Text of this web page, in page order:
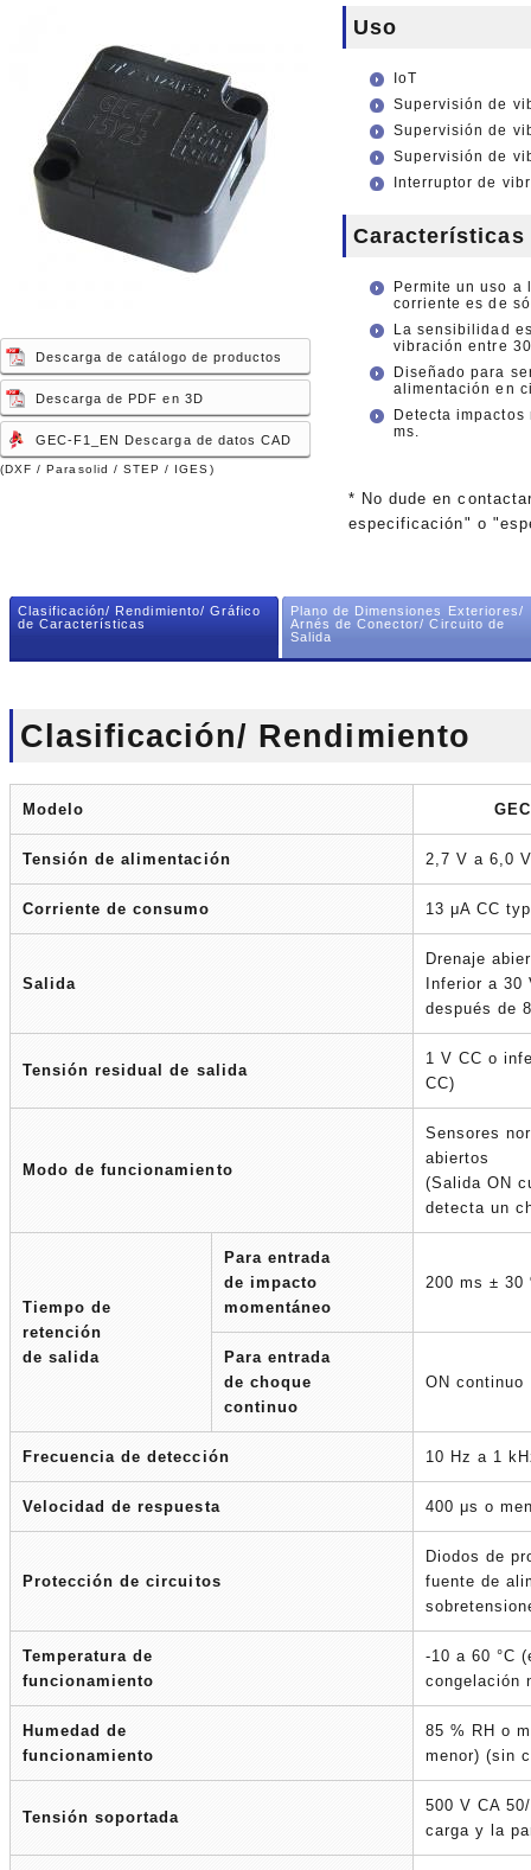
Descarga de catálogo de productos
Descarga de PDF en 3D
GEC-F1_EN Descarga de datos CAD
(DXF / Parasolid / STEP / IGES)
Uso
IoT
Supervisión de
Supervisión de
Supervisión de
Interruptor de
Características
Permite un uso a
corriente es de
La sensibilidad
vibración entre
Diseñado para
alimentación en
Detecta
ms.
* No dude en
especificación" o
Clasificación/ Rendimiento/ Gráfico
de Características
Plano de Dimensiones Exteriores/
Arnés de Conector/ Circuito de
Salida
Clasificación/ Rendimiento
Modelo
Tensión de alimentación 2,7 V a 6,0
Corriente de consumo 13 μA CC
Salida
Drenaje
Inferior a
después de
Tensión residual de salida
1 V CC o
CC)
Modo de funcionamiento
Sensores
abiertos
(Salida ON
detecta un
Tiempo de
retención
de salida
Para entrada
de impacto
momentáneo
200 ms ± 30
Para entrada
de choque
continuo
ON continuo
Frecuencia de detección 10 Hz a 1
Velocidad de respuesta 400 μs o
Protección de circuitos
Diodos de
fuente de
Temperatura de
funcionamiento
-10 a 60 °C
congelación
Humedad de
funcionamiento
85 % RH o
menor) (sin
Tensión soportada
500 V CA
carga y la